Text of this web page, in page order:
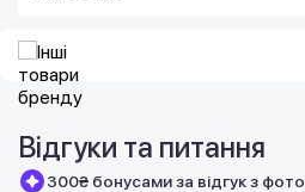
Відгуки та питання
300₴ бонусами за відгук з фото